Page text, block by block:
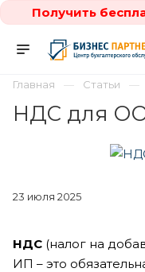
Получить
Главная Статьи
НДС для
23 июля 2025
НДС (налог на
ИП – это